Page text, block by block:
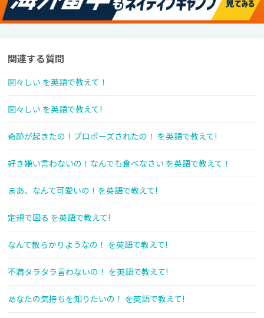
関連する質問
図々しい を英語で教えて！
図々しい を英語で教えて!
奇跡が起きたの！プロポーズされたの！ を英語で教えて!
好き嫌い言わないの！なんでも食べなさい を英語で教えて！
まあ、なんて可愛いの！を英語で教えて!
定規で図る を英語で教えて!
なんて散らかりようなの！ を英語で教えて!
不満タラタラ言わないの！ を英語で教えて!
あなたの気持ちを知りたいの！ を英語で教えて!